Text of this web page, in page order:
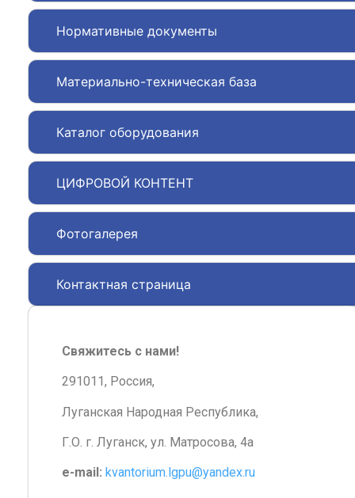
Нормативные документы
Материально-техническая база
Каталог оборудования
ЦИФРОВОЙ КОНТЕНТ
Фотогалерея
Контактная страница
Свяжитесь с нами!
291011, Россия,
Луганская Народная Республика,
Г.О. г. Луганск, ул. Матросова, 4а
e-mail: kvantorium.lgpu@yandex.ru